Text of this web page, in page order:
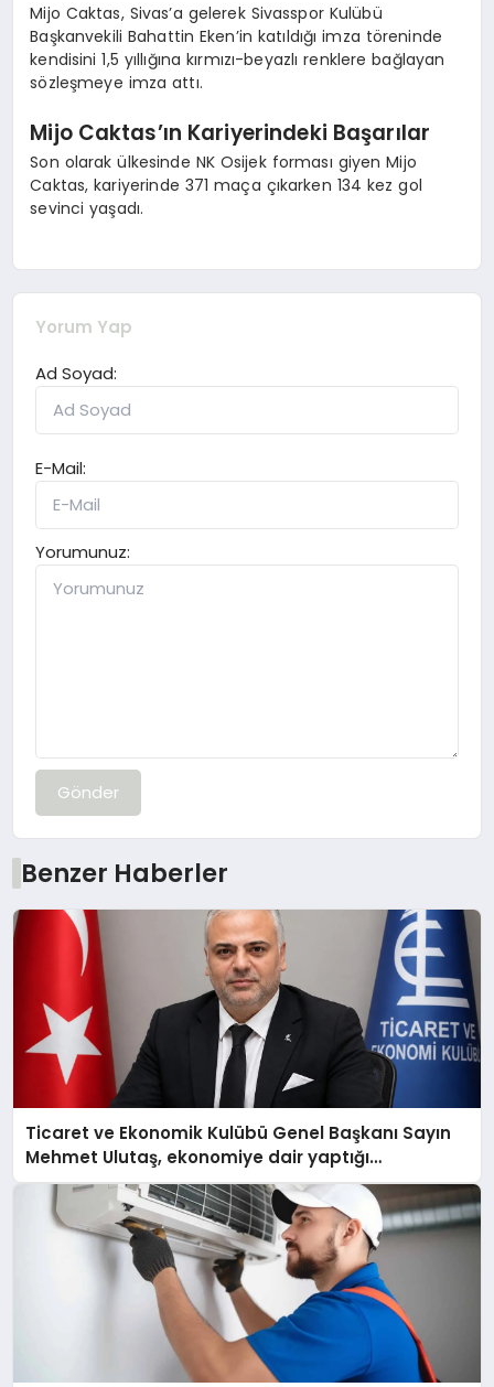
Mijo Caktas, Sivas’a gelerek Sivasspor Kulübü
Başkanvekili Bahattin Eken’in katıldığı imza töreninde
kendisini 1,5 yıllığına kırmızı-beyazlı renklere bağlayan
sözleşmeye imza attı.
Mijo Caktas’ın Kariyerindeki Başarılar
Son olarak ülkesinde NK Osijek forması giyen Mijo
Caktas, kariyerinde 371 maça çıkarken 134 kez gol
sevinci yaşadı.
Yorum Yap
Ad Soyad:
E-Mail:
Yorumunuz:
Gönder
Benzer Haberler
Ticaret ve Ekonomik Kulübü Genel Başkanı Sayın
Mehmet Ulutaş, ekonomiye dair yaptığı
açıklamada şunları kaydetti: